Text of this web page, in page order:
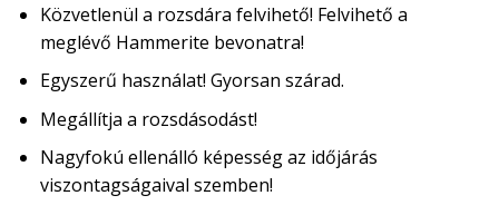
Közvetlenül a rozsdára felvihető! Felvihető a
meglévő Hammerite bevonatra!
Egyszerű használat! Gyorsan szárad.
Megállítja a rozsdásodást!
Nagyfokú ellenálló képesség az időjárás
viszontagságaival szemben!